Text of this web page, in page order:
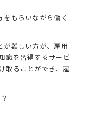
もらいながら働く
が難しい方が、雇用
識を習得するサービ
取ることができ、雇